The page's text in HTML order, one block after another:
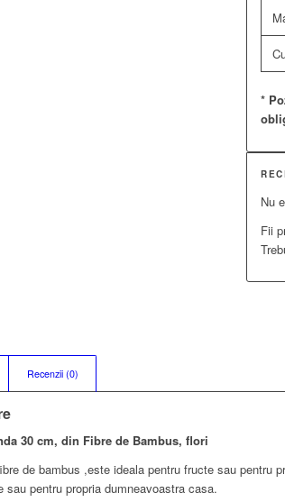
*
Nu
Fii
Recenzii (0)
30 cm, din Fibre de Bambus, flori
de bambus ,este ideala pentru fructe sau pentru
sau pentru propria dumneavoastra casa.